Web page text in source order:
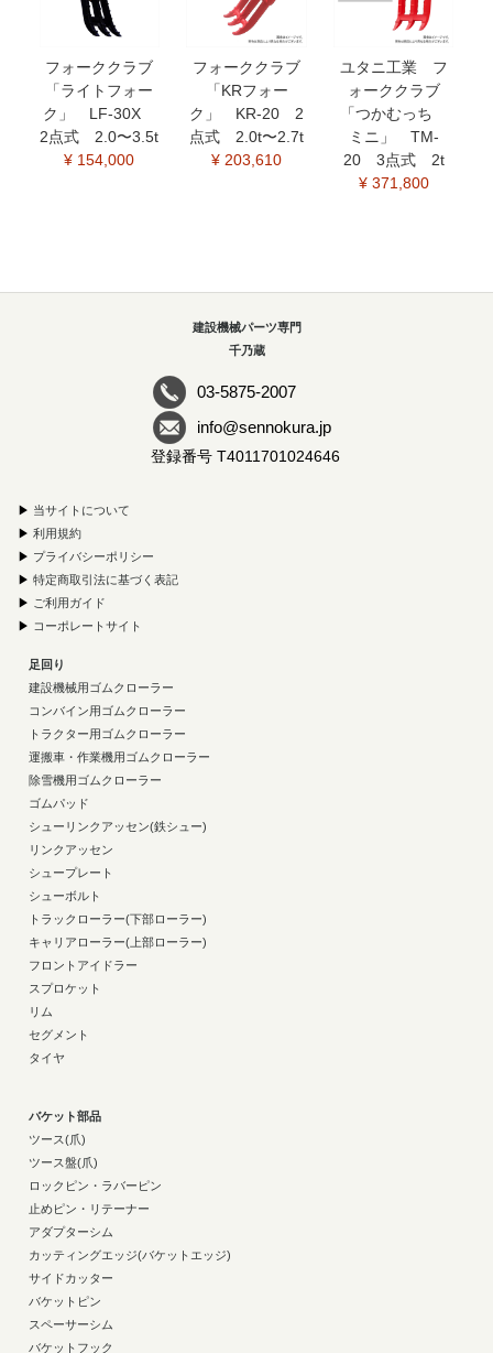
フォーククラブ
「ライトフォー
ク」 LF-30X
2点式 2.0〜3.5t
¥ 154,000
フォーククラブ
「KRフォー
ク」 KR-20 2
点式 2.0t〜2.7t
¥ 203,610
ユタニ工業 フ
ォーククラブ
「つかむっち
ミニ」 TM-
20 3点式 2t
¥ 371,800
建設機械パーツ専門
千乃蔵
03-5875-2007
info@sennokura.jp
登録番号 T4011701024646
▶ 当サイトについて
▶ 利用規約
▶ プライバシーポリシー
▶ 特定商取引法に基づく表記
▶ ご利用ガイド
▶ コーポレートサイト
足回り
建設機械用ゴムクローラー
コンバイン用ゴムクローラー
トラクター用ゴムクローラー
運搬車・作業機用ゴムクローラー
除雪機用ゴムクローラー
ゴムパッド
シューリンクアッセン(鉄シュー)
リンクアッセン
シュープレート
シューボルト
トラックローラー(下部ローラー)
キャリアローラー(上部ローラー)
フロントアイドラー
スプロケット
リム
セグメント
タイヤ
バケット部品
ツース(爪)
ツース盤(爪)
ロックピン・ラバーピン
止めピン・リテーナー
アダプターシム
カッティングエッジ(バケットエッジ)
サイドカッター
バケットピン
スペーサーシム
バケットフック